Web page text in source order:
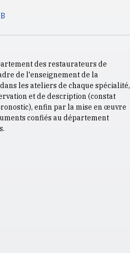
des restaurateurs de
de l'enseignement de la
les ateliers de chaque spécialité,
et de description (constat
enfin par la mise en œuvre
confiés au département